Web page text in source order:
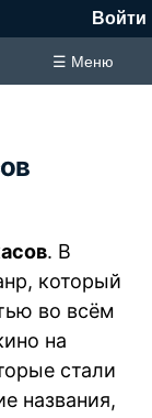
Войти
☰ Меню
. В
который
во всём
на
стали
названия,